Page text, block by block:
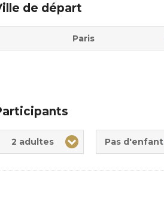
de départ
Paris
2 adultes Pas d'enfant